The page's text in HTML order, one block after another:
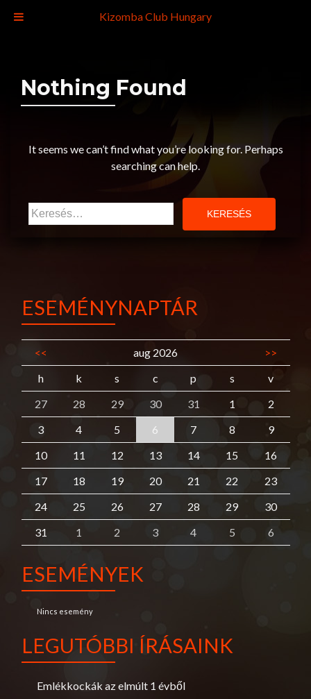
Nothing Found
It seems we can’t find what you’re looking for. Perhaps
searching can help.
Keresés:
ESEMÉNYNAPTÁR
<< aug 2026
>>
h
k s c p s
v
27
28 29 30 31 1
2
3
4 5 6 7 8
9
10
11 12 13 14 15
16
17
18 19 20 21 22
23
24
25 26 27 28 29
30
31
1 2 3 4 5 6
ESEMÉNYEK
Nincs esemény
LEGUTÓBBI ÍRÁSAINK
Emlékkockák az elmúlt 1 évből
Kizomba Club Hungary